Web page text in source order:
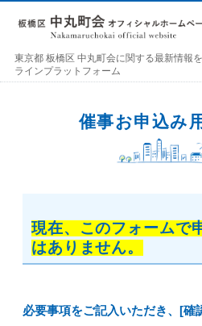
東京都 板橋区 中丸町会に関する最新情報
ラインプラットフォーム
お問い合わせ･連絡事項
催事お申込み
現在、このフォームで
はありません。
必要事項をご記入いただき、[確